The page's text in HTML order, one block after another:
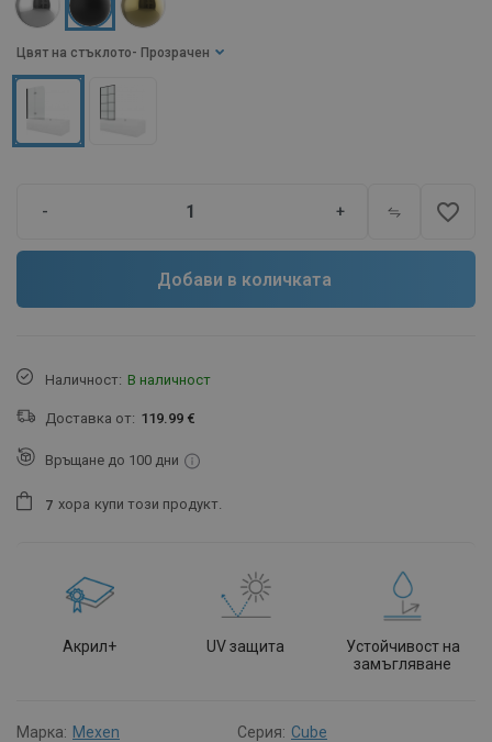
Цвят на стъклото - Прозрачен
- + favorite_border
Добави в количката
Наличност: В наличност
Доставка от: 119.99 €
Връщане до 100 дни
7 хора купи този продукт.
Акрил+ UV защита
Устойчивост на
замъгляване
Марка: Mexen Серия: Cube